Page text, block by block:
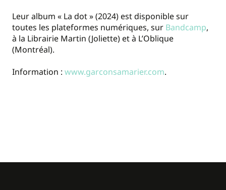
Leur album « La dot » (2024) est disponible sur
toutes les plateformes numériques, sur Bandcamp,
à la Librairie Martin (Joliette) et à L’Oblique
(Montréal).
Information : www.garconsamarier.com.